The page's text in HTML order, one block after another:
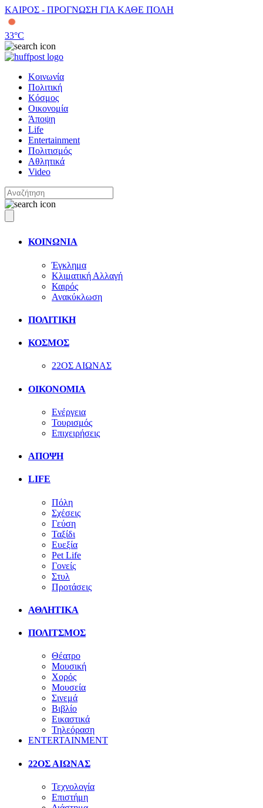
ΚΑΙΡΟΣ - ΠΡΟΓΝΩΣΗ ΓΙΑ ΚΑΘΕ ΠΟΛΗ
33°C
Κοινωνία
Πολιτική
Κόσμος
Οικονομία
Άποψη
Life
Entertainment
Πολιτισμός
Αθλητικά
Video
ΚΟΙΝΩΝΙΑ
Έγκλημα
Κλιματική Αλλαγή
Καιρός
Ανακύκλωση
ΠΟΛΙΤΙΚΗ
ΚΟΣΜΟΣ
22ΟΣ ΑΙΩΝΑΣ
ΟΙΚΟΝΟΜΙΑ
Ενέργεια
Τουρισμός
Επιχειρήσεις
ΑΠΟΨΗ
LIFE
Πόλη
Σχέσεις
Γεύση
Ταξίδι
Ευεξία
Pet Life
Γονείς
Στυλ
Προτάσεις
ΑΘΛΗΤΙΚΑ
ΠΟΛΙΤΣΜΟΣ
Θέατρο
Μουσική
Χορός
Μουσεία
Σινεμά
Βιβλίο
Εικαστικά
Τηλεόραση
ENTERTAINMENT
22ΟΣ ΑΙΩΝΑΣ
Τεχνολογία
Επιστήμη